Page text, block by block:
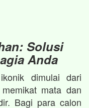
Solusi
Anda
dimulai dari
mata dan
Bagi para calon